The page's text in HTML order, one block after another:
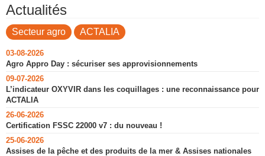
Actualités
Secteur agro ACTALIA
03-08-2026
Agro Appro Day : sécuriser ses approvisionnements
09-07-2026
L’indicateur OXYVIR dans les coquillages : une reconnaissance pour
ACTALIA
26-06-2026
Certification FSSC 22000 v7 : du nouveau !
25-06-2026
Assises de la pêche et des produits de la mer & Assises nationales